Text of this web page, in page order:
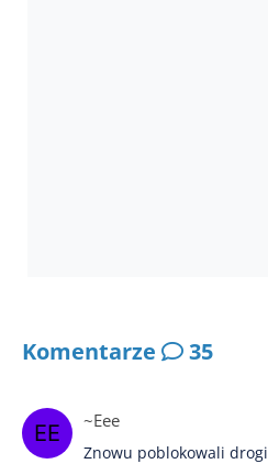
Komentarze 35
~Eee
Znowu poblokowali drogi